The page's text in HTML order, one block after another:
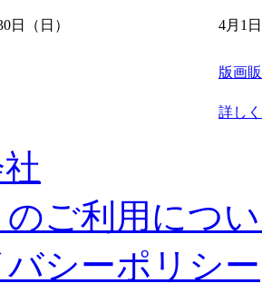
日（日） 4月1
版画
詳し
ご利用につ
シーポリシー